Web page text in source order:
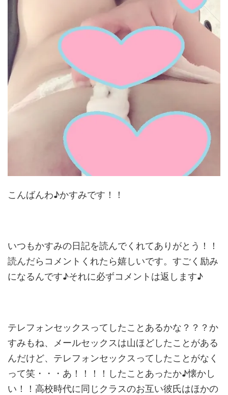
こんばんわ♪かすみです！！
いつもかすみの日記を読んでくれてありがとう！！
読んだらコメントくれたら嬉しいです。すごく励み
になるんです♪それに必ずコメントは返します♪
テレフォンセックスってしたことあるかな？？？か
すみもね、メールセックスは山ほどしたことがある
んだけど、テレフォンセックスってしたことがなく
って笑・・・あ！！！！したことあったか♪懐かし
い！！高校時代に同じクラスのお互い彼氏はほかの